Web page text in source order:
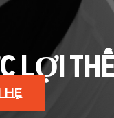
LỢI
HỆ